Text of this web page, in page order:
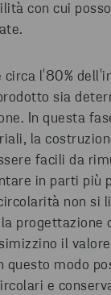
con cui
circa l'80%
sia
In questa
la
facili da
in parti più
non si
progettazione
il
questo modo
e